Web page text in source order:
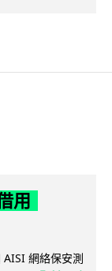
用
網絡保安測